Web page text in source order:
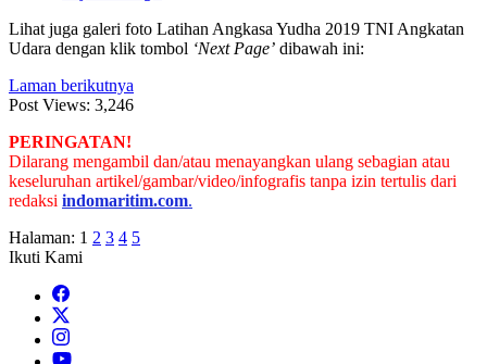
Lihat juga galeri foto Latihan Angkasa Yudha 2019 TNI Angkatan
Udara dengan klik tombol ‘Next Page’ dibawah ini:
Laman berikutnya
Post Views: 3,246
PERINGATAN!
Dilarang mengambil dan/atau menayangkan ulang sebagian atau
keseluruhan artikel/gambar/video/infografis tanpa izin tertulis dari
redaksi indomaritim.com.
Halaman: 1 2 3 4 5
Ikuti Kami